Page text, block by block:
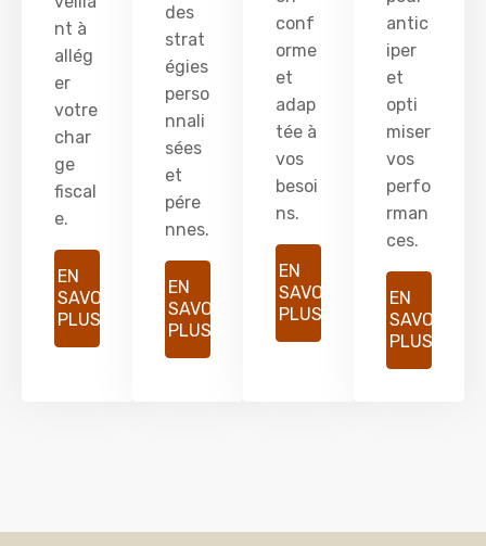
nt à
allég
er
votre
char
ge
fiscal
e.
EN
SAVOIR
PLUS
des
strat
égies
perso
nnali
sées
et
pére
nnes.
EN
SAVOIR
PLUS
conf
orme
et
adap
tée à
vos
besoi
ns.
EN
SAVOIR
PLUS
antic
iper
et
opti
miser
vos
perfo
rman
ces.
EN
SAVOIR
PLUS